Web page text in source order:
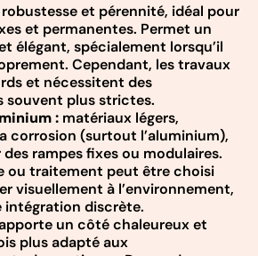
et pérennité, idéal pour
et permanentes. Permet un
élégant, spécialement lorsqu’il
Cependant, les travaux
et nécessitent des
souvent plus strictes.
: matériaux légers,
corrosion (surtout l’aluminium),
rampes fixes ou modulaires.
ou traitement peut être choisi
visuellement à l’environnement,
intégration discrète.
un côté chaleureux et
plus adapté aux